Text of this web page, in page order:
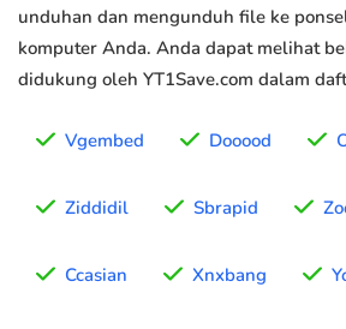
unduhan dan mengunduh file ke
komputer Anda. Anda dapat melihat
didukung oleh YT1Save.com dalam
Vgembed Dooood
Ziddidil Sbrapid
Ccasian Xnxbang